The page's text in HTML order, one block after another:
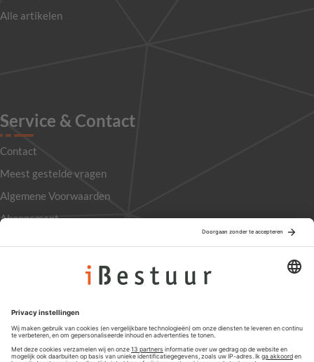
Alle artikelen
Service & Contact
Contact
Meest gestelde vragen
Algemene Voorwaarden
Abonnement
Privacyinstellingen